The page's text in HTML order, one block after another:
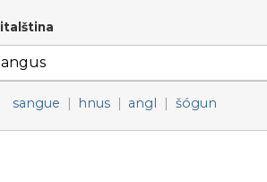
italština
sangue | hnus | angl | šógun